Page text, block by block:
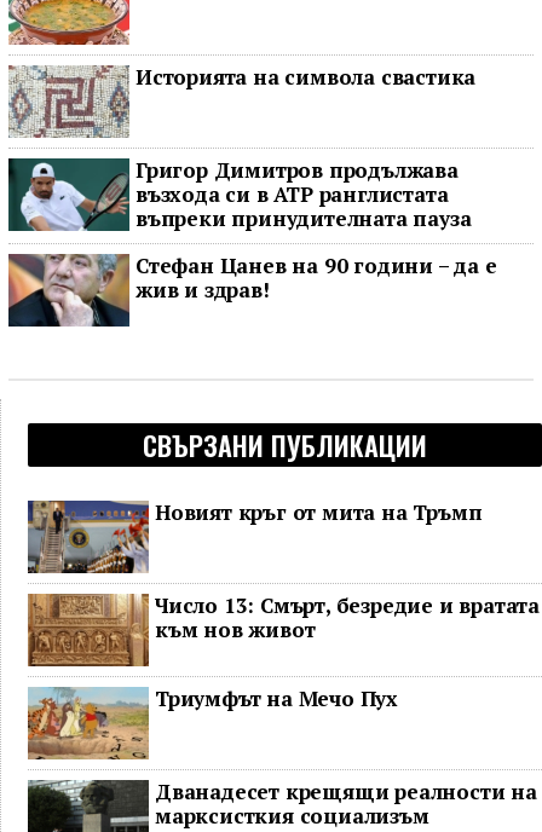
Историята на символа свастика
Григор Димитров продължава
възхода си в ATP ранглистата
въпреки принудителната пауза
Стефан Цанев на 90 години – да е
жив и здрав!
СВЪРЗАНИ ПУБЛИКАЦИИ
Новият кръг от мита на Тръмп
Число 13: Смърт, безредие и вратата
към нов живот
Триумфът на Мечо Пух
Дванадесет крещящи реалности на
марксисткия социализъм